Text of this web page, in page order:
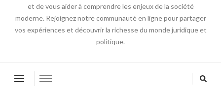
et de vous aider à comprendre les enjeux de la société
moderne. Rejoignez notre communauté en ligne pour partager
vos expériences et découvrir la richesse du monde juridique et
politique.